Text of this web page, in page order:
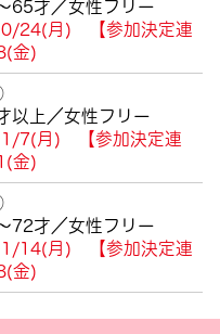
65才／女性フリー
24(月) 【参加決定連
金)
以上 ／女性フリー
7(月) 【参加決定連
金)
72才／女性フリー
14(月) 【参加決定連
金)